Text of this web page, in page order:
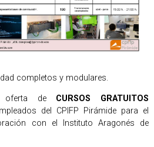
completos y modulares.
oferta de CURSOS GRATUITOS
del CPIFP Pirámide para el
con el Instituto Aragonés de